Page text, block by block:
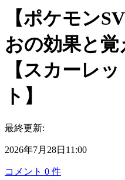
【ポケモン
おの効果と
【スカーレ
ト】
最終更新:
2026年7月28日11:00
コメント 0 件